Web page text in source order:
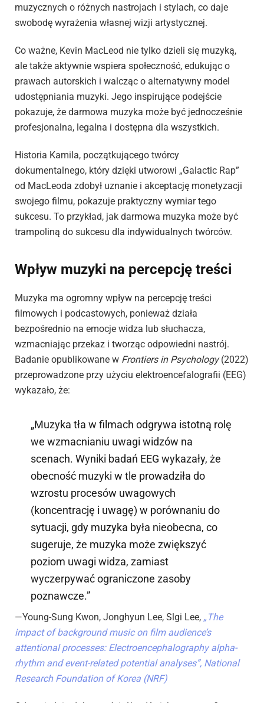
muzycznych o różnych nastrojach i stylach, co daje
swobodę wyrażenia własnej wizji artystycznej.
Co ważne, Kevin MacLeod nie tylko dzieli się muzyką,
ale także aktywnie wspiera społeczność, edukując o
prawach autorskich i walcząc o alternatywny model
udostępniania muzyki. Jego inspirujące podejście
pokazuje, że darmowa muzyka może być jednocześnie
profesjonalna, legalna i dostępna dla wszystkich.
Historia Kamila, początkującego twórcy
dokumentalnego, który dzięki utworowi „Galactic Rap”
od MacLeoda zdobył uznanie i akceptację monetyzacji
swojego filmu, pokazuje praktyczny wymiar tego
sukcesu. To przykład, jak darmowa muzyka może być
trampoliną do sukcesu dla indywidualnych twórców.
Wpływ muzyki na percepcję treści
Muzyka ma ogromny wpływ na percepcję treści
filmowych i podcastowych, ponieważ działa
bezpośrednio na emocje widza lub słuchacza,
wzmacniając przekaz i tworząc odpowiedni nastrój.
Badanie opublikowane w Frontiers in Psychology(2022)
przeprowadzone przy użyciu elektroencefalografii (EEG)
wykazało, że:
„Muzyka tła w filmach odgrywa istotną rolę
we wzmacnianiu uwagi widzów na
scenach. Wyniki badań EEG wykazały, że
obecność muzyki w tle prowadziła do
wzrostu procesów uwagowych
(koncentrację i uwagę) w porównaniu do
sytuacji, gdy muzyka była nieobecna, co
sugeruje, że muzyka może zwiększyć
poziom uwagi widza, zamiast
wyczerpywać ograniczone zasoby
poznawcze.”
—Young-Sung Kwon, Jonghyun Lee, Slgi Lee, „The
impact of background music on film audience’s
attentional processes: Electroencephalography alpha-
rhythm and event-related potential analyses”, National
Research Foundation of Korea (NRF)